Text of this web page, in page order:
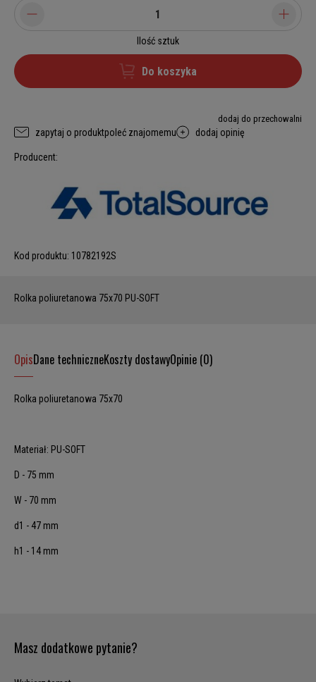
Ilość sztuk
Do koszyka
dodaj do przechowalni
zapytaj o produktpoleć znajomemu dodaj opinię
Producent:
Kod produktu: 10782192S
Rolka poliuretanowa 75x70 PU-SOFT
OpisDane techniczneKoszty dostawyOpinie (0)
Rolka poliuretanowa 75x70
Materiał: PU-SOFT
D - 75 mm
W - 70 mm
d1 - 47 mm
h1 - 14 mm
Masz dodatkowe pytanie?